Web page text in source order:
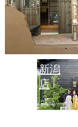
新潟
店